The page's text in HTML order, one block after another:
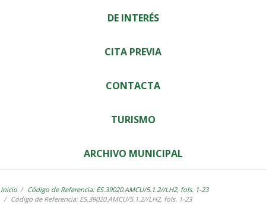
DE INTERÉS
CITA PREVIA
CONTACTA
TURISMO
ARCHIVO MUNICIPAL
Inicio
Código de Referencia: ES.39020.AMCU/5.1.2//LH2, fols. 1-23
Código de Referencia: ES.39020.AMCU/5.1.2//LH2, fols. 1-23